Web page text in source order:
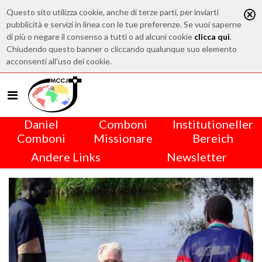
Questo sito utilizza cookie, anche di terze parti, per inviarti
pubblicità e servizi in linea con le tue preferenze. Se vuoi saperne
di più o negare il consenso a tutti o ad alcuni cookie clicca qui.
Chiudendo questo banner o cliccando qualunque suo elemento
acconsenti all'uso dei cookie.
Daniel
Comboni
Comboni
Missionare
Institutioneller
Bereich
Andere Links
Newsletter